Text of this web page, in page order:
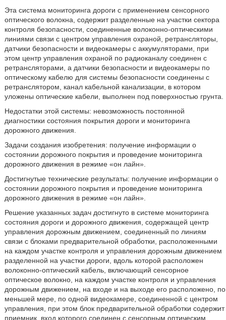
Эта система мониторинга дороги с применением сенсорного
оптического волокна, содержит разделенные на участки сектора
контроля безопасности, соединенные волоконно-оптическими
линиями связи с центром управления охраной, ретрансляторы,
датчики безопасности и видеокамеры с аккумуляторами, при
этом центр управления охраной по радиоканалу соединен с
ретрансляторами, а датчики безопасности и видеокамеры по
оптическому кабелю для системы безопасности соединены с
ретранслятором, канал кабельной канализации, в котором
уложены оптические кабели, выполнен под поверхностью грунта.
Недостатки этой системы: невозможность постоянной
диагностики состояния покрытия дороги и мониторинга
дорожного движения.
Задачи создания изобретения: получение информации о
состоянии дорожного покрытия и проведение мониторинга
дорожного движения в режиме «он лайн».
Достигнутые технические результаты: получение информации о
состоянии дорожного покрытия и проведение мониторинга
дорожного движения в режиме «он лайн».
Решение указанных задач достигнуто в системе мониторинга
состояния дороги и дорожного движения, содержащей центр
управления дорожным движением, соединенный по линиям
связи с блоками предварительной обработки, расположенными
на каждом участке контроля и управления дорожным движением
разделенной на участки дороги, вдоль которой расположен
волоконно-оптический кабель, включающий сенсорное
оптическое волокно, на каждом участке контроля и управления
дорожным движением, на входе и на выходе его расположено, по
меньшей мере, по одной видеокамере, соединенной с центром
управления, при этом блок предварительной обработки содержит
приемник, вход которого соединен с сенсорным оптическим